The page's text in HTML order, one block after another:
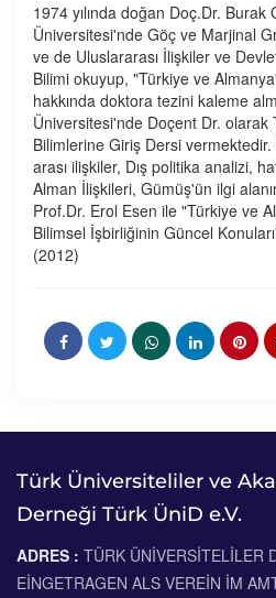
1974 yılında doğan Doç.Dr.
Üniversitesi'nde Göç ve Marjinal
ve de Uluslararası İlişkiler ve
Bilimi okuyup, "Türkiye ve
hakkında doktora tezini kaleme
Üniversitesi'nde Doçent Dr. olarak
Bilimlerine Giriş Dersi
arası ilişkiler, Dış politika analizi,
Alman İlişkileri, Gümüş'ün ilgi
Prof.Dr. Erol Esen ile "Türkiye ve
Bilimsel İşbirliğinin Güncel
(2012)
Türk Üniversiteliler ve
Derneği Türk ÜniD e.V.
ADRES : TÜRK ÜNIVERSITELILER
EINGETRAGEN ALS VEREIN IM